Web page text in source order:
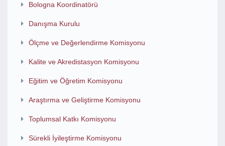
Bologna Koordinatörü
Danışma Kurulu
Ölçme ve Değerlendirme Komisyonu
Kalite ve Akredistasyon Komisyonu
Eğitim ve Öğretim Komisyonu
Araştırma ve Geliştirme Komisyonu
Toplumsal Katkı Komisyonu
Sürekli İyileştirme Komisyonu